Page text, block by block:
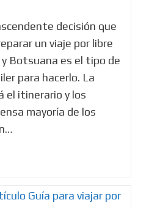
decisión que
un viaje por libre
Botsuana es el tipo de
para hacerlo. La
el itinerario y los
mayoría de los